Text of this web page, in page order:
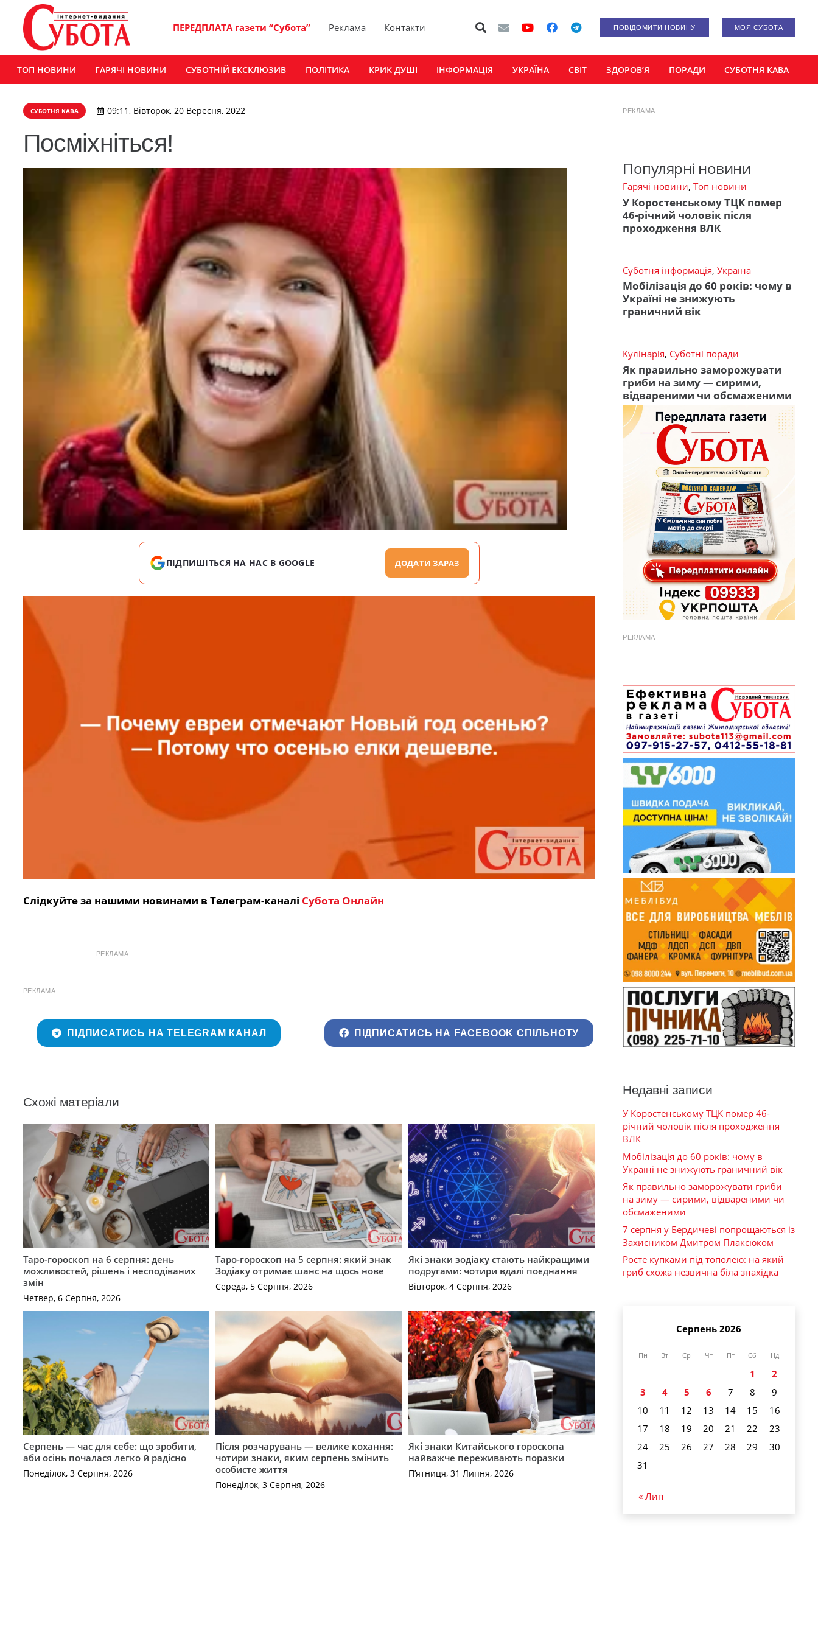
ПЕРЕДПЛАТА газети “Субота” Реклама Контакти ПОВІДОМИТИ НОВИНУ МОЯ СУБОТА
ТОП НОВИНИ ГАРЯЧІ НОВИНИ СУБОТНІЙ ЕКСКЛЮЗИВ ПОЛІТИКА КРИК ДУШІ ІНФОРМАЦІЯ УКРАЇНА СВІТ ЗДОРОВ’Я ПОРАДИ СУБОТНЯ КАВА
СУБОТНЯ КАВА 09:11, Вівторок, 20 Вересня, 2022
Посміхніться!
ПІДПИШІТЬСЯ НА НАС В GOOGLE ДОДАТИ ЗАРАЗ
Слідкуйте за нашими новинами в Телеграм-каналі Субота Онлайн
РЕКЛАМА
РЕКЛАМА
ПІДПИСАТИСЬ НА TELEGRAM КАНАЛ ПІДПИСАТИСЬ НА FACEBOOK СПІЛЬНОТУ
Схожі матеріали
Таро-гороскоп на 6 серпня: день
можливостей, рішень і несподіваних
змін
Четвер, 6 Серпня, 2026
Таро-гороскоп на 5 серпня: який знак
Зодіаку отримає шанс на щось нове
Середа, 5 Серпня, 2026
Які знаки зодіаку стають найкращими
подругами: чотири вдалі поєднання
Вівторок, 4 Серпня, 2026
Серпень — час для себе: що зробити,
аби осінь почалася легко й радісно
Понеділок, 3 Серпня, 2026
Після розчарувань — велике кохання:
чотири знаки, яким серпень змінить
особисте життя
Понеділок, 3 Серпня, 2026
Які знаки Китайського гороскопа
найважче переживають поразки
П’ятниця, 31 Липня, 2026
РЕКЛАМА
Популярні новини
Гарячі новини, Топ новини
У Коростенському ТЦК помер
46-річний чоловік після
проходження ВЛК
Суботня інформація, Україна
Мобілізація до 60 років: чому в
Україні не знижують
граничний вік
Кулінарія, Суботні поради
Як правильно заморожувати
гриби на зиму — сирими,
відвареними чи обсмаженими
РЕКЛАМА
Недавні записи
У Коростенському ТЦК помер 46-
річний чоловік після проходження
ВЛК
Мобілізація до 60 років: чому в
Україні не знижують граничний вік
Як правильно заморожувати гриби
на зиму — сирими, відвареними чи
обсмаженими
7 серпня у Бердичеві попрощаються із
Захисником Дмитром Плаксюком
Росте купками під тополею: на який
гриб схожа незвична біла знахідка
Серпень 2026
Пн Вт Ср Чт Пт Сб Нд
1
2
3
4 5 6 7 8
9
10
11 12 13 14 15
16
17
18 19 20 21 22
23
24
25 26 27 28 29
30
31
« Лип